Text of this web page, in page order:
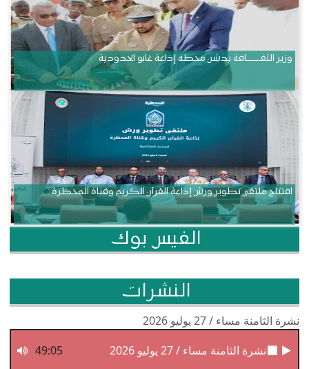
وزير الثقــــــــــافة يدشن محطة إذاعة غابو الحدودية
افتتاح ملتقى تطوير ورش إذاعة القرآن الكريم وقناة المحظرة
الفيس بوك
النشرات
نشرة الثامنة مساء / 27 يوليو 2026
نشرة الثامنة مساء / 27 يوليو 2026
49:05